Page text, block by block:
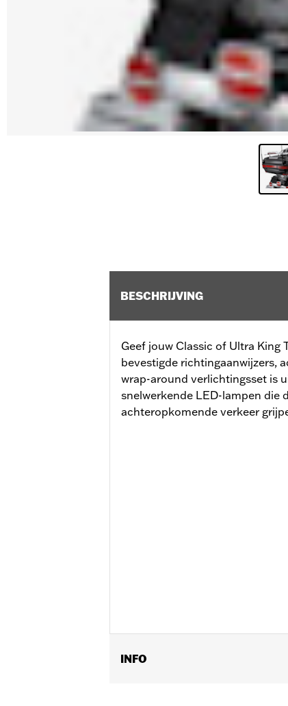
BESCHRIJVING
Geef jouw Classic of Ultra King
bevestigde richtingaanwijzers,
wrap-around verlichtingsset is
snelwerkende LED-lampen die
achteropkomende verkeer
INFO